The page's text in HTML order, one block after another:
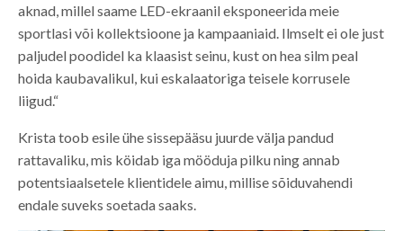
aknad, millel saame LED-ekraanil eksponeerida meie
sportlasi või kollektsioone ja kampaaniaid. Ilmselt ei ole just
paljudel poodidel ka klaasist seinu, kust on hea silm peal
hoida kaubavalikul, kui eskalaatoriga teisele korrusele
liigud.“
Krista toob esile ühe sissepääsu juurde välja pandud
rattavaliku, mis köidab iga mööduja pilku ning annab
potentsiaalsetele klientidele aimu, millise sõiduvahendi
endale suveks soetada saaks.